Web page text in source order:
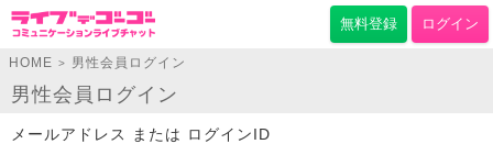
無料登録 ログイン
HOME > 男性会員ログイン
男性会員ログイン
メールアドレス または ログインID